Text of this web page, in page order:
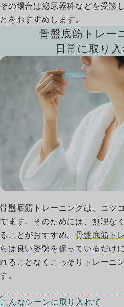
その場合は泌尿器科などを受診
とをおすすめします。
骨盤底筋トレー
日常に取り
骨盤底筋トレーニングは、コツ
でます。そのためには、無理な
ることがおすすめ。骨盤底筋ト
らは良い姿勢を保っているだけ
れることなくこっそりトレーニ
す。
こんなシーンに取り入れて